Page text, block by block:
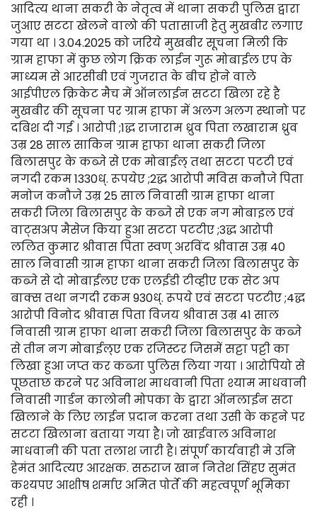
आदित्य थाना सकरी के नेतृत्व में थाना सकरी पुलिस द्वारा
जुआए सटटा खेलने वालो की पतासाजी हेतु मुखबीर लगाए
गया था । 3.04.2025 को जरिये मुखबीर सूचना मिली कि
ग्राम हाफा में कुछ लोग क्रिक लाईन गुरू मोबाईल एप के
माध्यम से आरसीबी एवं गुजरात के बीच होने वाले
आईपीएल क्रिकेट मैच में ऑनलाईन सटटा खिला रहे है
मुखबीर की सूचना पर ग्राम हाफा में अलग अलग स्थानो पर
दबिश दी गई । आरोपी ;1द्ध राजाराम ध्रुव पिता लखाराम ध्रुव
उम्र 28 साल साकिन ग्राम हाफा थाना सकरी जिला
बिलासपुर के कब्जे से एक मोबाईल् तथा सटटा पटटी एवं
नगदी रकम 1330ध्. रूपयेए ;2द्ध आरोपी मविस कनौजे पिता
मनोज कनौजे उम्र 25 साल निवासी ग्राम हाफा थाना
सकरी जिला बिलासपुर के कब्जे से एक नग मोबाइल एवं
वाट्सअप मैसेज किया हुआ सटटा पटटीए ;3द्ध आरोपी
ललित कुमार श्रीवास पिता स्वण् अरविंद श्रीवास उम्र 40
साल निवासी ग्राम हाफा थाना सकरी जिला बिलासपुर के
कब्जे से दो मोबाईलए एक एलईडी टीव्हीए एक सेट अप
बाक्स तथा नगदी रकम 930ध्. रूपये एवं सटटा पटटीए ;4द्ध
आरोपी विनोद श्रीवास पिता विजय श्रीवास उम्र 41 साल
निवासी ग्राम हाफा थाना सकरी जिला बिलासपुर के कब्जे
से तीन नग मोबाईल्ए एक रजिस्टर जिसमें सट्टा पट्टी का
लिखा हुआ जप्त कर कब्जा पुलिस लिया गया । आरोपियो से
पूछताछ करने पर अविनाश माधवानी पिता श्याम माधवानी
निवासी गार्डन कालोनी मोपका के द्वारा ऑनलाईन सटा
खिलाने के लिए लाईन प्रदान करना तथा उसी के कहने पर
सटटा खिलाना बताया गया है। जो खाईवाल अविनाश
माधवानी की पता तलाश जारी है। संपूर्ण कार्यवाही मे उनि
हेमंत आदित्यए आरक्षक. सरुराज खान नितेश सिंहए सुमंत
कश्यपए आशीष शर्माए अमित पोर्ते की महत्वपूर्ण भूमिका
रही ।